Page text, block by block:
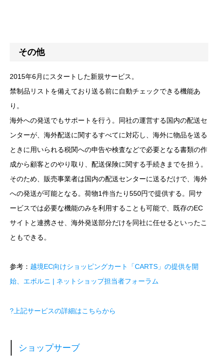
その他
2015年6月にスタートした新規サービス。
禁制品リストを備えており送る前に自動チェックできる機能あ
り。
海外への発送でもサポートを行う。同社の運営する国内の配送セ
ンターが、海外配送に関するすべてに対応し、海外に物品を送る
ときに用いられる税関への申告や検査などで必要となる書類の作
成から顧客とのやり取り、配送保険に関する手続きまでを担う。
そのため、販売事業者は国内の配送センターに送るだけで、海外
への発送が可能となる。荷物1件当たり550円で提供する。同サ
ービスでは必要な機能のみを利用することも可能で、既存のEC
サイトと連携させ、海外発送部分だけを同社に任せるといったこ
ともできる。
参考： 越境EC向けショッピングカート「CARTS」の提供を開
始、エボルニ | ネットショップ担当者フォーラム
?上記サービスの詳細はこちらから
ショップサーブ